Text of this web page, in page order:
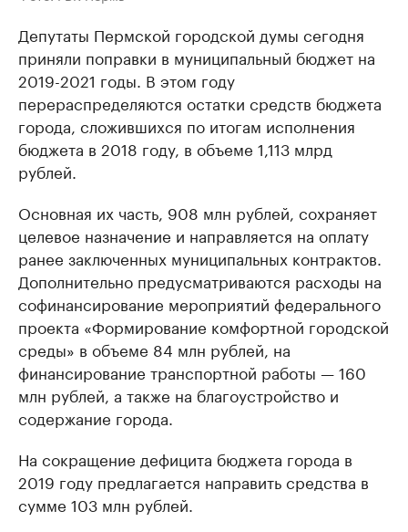
Депутаты Пермской городской думы сегодня
приняли поправки в муниципальный бюджет на
2019-2021 годы. В этом году
перераспределяются остатки средств бюджета
города, сложившихся по итогам исполнения
бюджета в 2018 году, в объеме 1,113 млрд
рублей.
Основная их часть, 908 млн рублей, сохраняет
целевое назначение и направляется на оплату
ранее заключенных муниципальных контрактов.
Дополнительно предусматриваются расходы на
софинансирование мероприятий федерального
проекта «Формирование комфортной городской
среды» в объеме 84 млн рублей, на
финансирование транспортной работы — 160
млн рублей, а также на благоустройство и
содержание города.
На сокращение дефицита бюджета города в
2019 году предлагается направить средства в
сумме 103 млн рублей.